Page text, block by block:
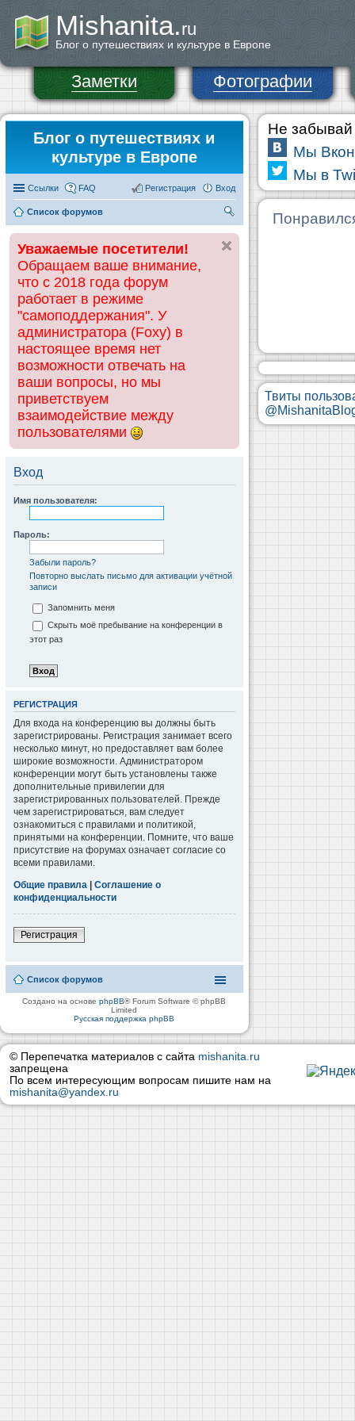
Mishanita.ru
Блог о путешествиях и культуре в Европе
Заметки Фотографии
Блог о путешествиях и
культуре в Европе
Ссылки FAQ Вход
Регистрация
Список форумов
ск
Уважаемые посетители!
Обращаем ваше внимание,
что с 2018 года форум
работает в режиме
"самоподдержания". У
администратора (Foxy) в
настоящее время нет
возможности отвечать на
ваши вопросы, но мы
приветствуем
взаимодействие между
пользователями
Вход
Имя пользователя:
Пароль:
Забыли пароль?
Повторно выслать письмо для активации учётной
записи
Запомнить меня
Скрыть моё пребывание на конференции в
этот раз
РЕГИСТРАЦИЯ
Для входа на конференцию вы должны быть
зарегистрированы. Регистрация занимает всего
несколько минут, но предоставляет вам более
широкие возможности. Администратором
конференции могут быть установлены также
дополнительные привилегии для
зарегистрированных пользователей. Прежде
чем зарегистрироваться, вам следует
ознакомиться с правилами и политикой,
принятыми на конференции. Помните, что ваше
присутствие на форумах означает согласие со
всеми правилами.
Общие правила | Соглашение о
конфиденциальности
Регистрация
Список форумов
Создано на основеphpBB® Forum Software © phpBB
Limited
Русская поддержка phpBB
Не забывай
Мы
Мы в
Твиты
© Перепечатка материалов с сайта mishanita.ru
запрещена
По всем интересующим вопросам пишите нам на
mishanita@yandex.ru